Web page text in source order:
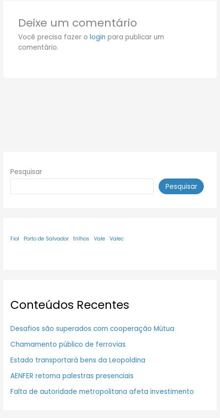
Deixe um comentário
Você precisa fazer o login para publicar um
comentário.
Pesquisar
Pesquisar
Fiol Porto de Salvador trilhos Vale Valec
Conteúdos Recentes
Desafios são superados com cooperação Mútua
Chamamento público de ferrovias
Estado transportará bens da Leopoldina
AENFER retoma palestras presenciais
Falta de autoridade metropolitana afeta investimento